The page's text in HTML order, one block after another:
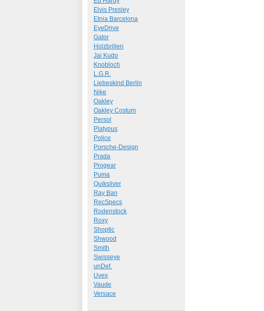
Elvis Presley
Etnia Barcelona
EyeDrive
Gator
Holzbrillen
Jai Kudo
Knobloch
L.G.R.
Liebeskind Berlin
Nike
Oakley
Oakley Costum
Persol
Platypus
Police
Porsche-Design
Prada
Progear
Puma
Quiksilver
Ray Ban
RecSpecs
Rodenstock
Roxy
Shoptic
Shwood
Smith
Swisseye
unDef.
Uvex
Vaude
Versace